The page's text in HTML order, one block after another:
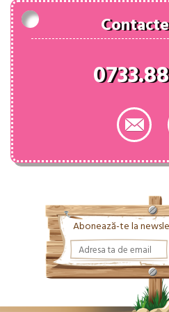
Abonează-te la